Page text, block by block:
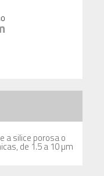
a silice porosa o
de 1.5 a 10 µm